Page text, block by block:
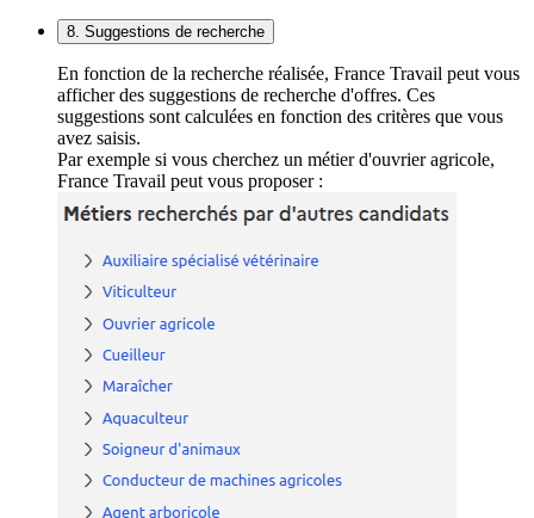
8. Suggestions de recherche
En fonction de la recherche réalisée, France Travail peut vous
afficher des suggestions de recherche d'offres. Ces
suggestions sont calculées en fonction des critères que vous
avez saisis.
Par exemple si vous cherchez un métier d'ouvrier agricole,
France Travail peut vous proposer :